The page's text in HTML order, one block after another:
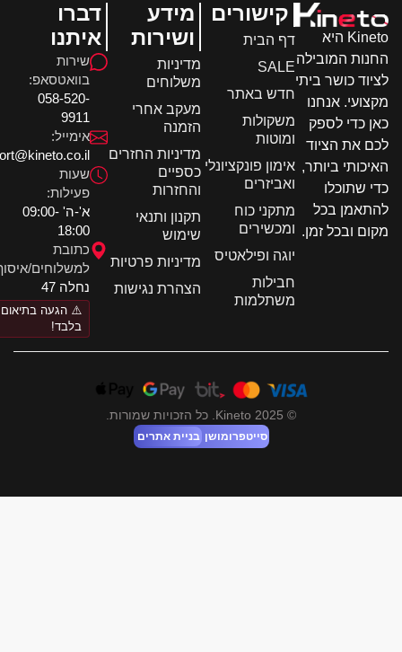
Kineto היא
המובילה
כושר ביתי
אנחנו
כדי לספק
את הציוד
ביותר,
שתוכלו
בכל
ובכל זמן.
קישורים
דף הבית
SALE
חדש באתר
משקולות
ומוטות
אימון פונקציונלי
ואביזרים
מתקני כוח
ומכשירים
יוגה ופילאטיס
חבילות
משתלמות
מידע
ושירות
מדיניות
משלוחים
מעקב אחרי
הזמנה
מדיניות החזרים
כספיים
והחזרות
תקנון ותנאי
שימוש
מדיניות פרטיות
הצהרת נגישות
דברו
איתנו
שירות
בוואטסאפ:
058-520-
9911
אימייל:
שעות
פעילות:
א'-ה' 09:00-
18:00
כתובת
למשלוחים/איסוף:
נחלה 47
⚠️ הגעה בתיאום
בלבד!
סייטפרומושןבניית אתרים